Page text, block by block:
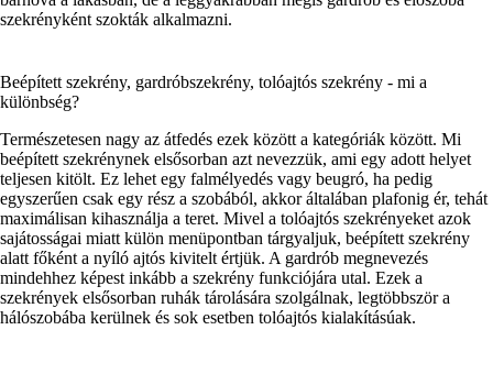
szekrényként szokták alkalmazni.
Beépített szekrény, gardróbszekrény, tolóajtós szekrény - mi a
különbség?
Természetesen nagy az átfedés ezek között a kategóriák között. Mi
beépített szekrénynek elsősorban azt nevezzük, ami egy adott helyet
teljesen kitölt. Ez lehet egy falmélyedés vagy beugró, ha pedig
egyszerűen csak egy rész a szobából, akkor általában plafonig ér, tehát
maximálisan kihasználja a teret. Mivel a tolóajtós szekrényeket azok
sajátosságai miatt külön menüpontban tárgyaljuk, beépített szekrény
alatt főként a nyíló ajtós kivitelt értjük. A gardrób megnevezés
mindehhez képest inkább a szekrény funkciójára utal. Ezek a
szekrények elsősorban ruhák tárolására szolgálnak, legtöbbször a
hálószobába kerülnek és sok esetben tolóajtós kialakításúak.